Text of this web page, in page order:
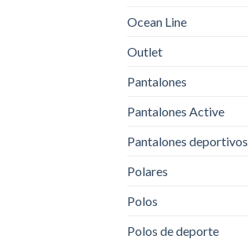
Ocean Line
Outlet
Pantalones
Pantalones Active
Pantalones deportivos
Polares
Polos
Polos de deporte